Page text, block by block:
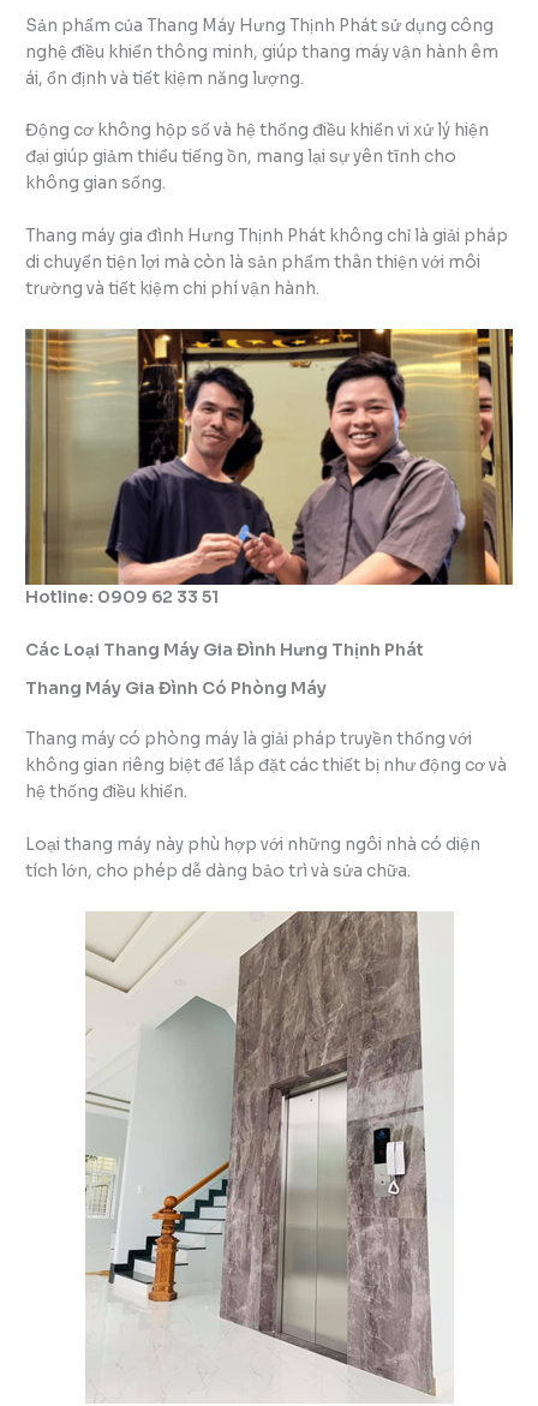
Sản phẩm của Thang Máy Hưng Thịnh Phát sử dụng công
nghệ điều khiển thông minh, giúp thang máy vận hành êm
ái, ổn định và tiết kiệm năng lượng.
Động cơ không hộp số và hệ thống điều khiển vi xử lý hiện
đại giúp giảm thiểu tiếng ồn, mang lại sự yên tĩnh cho
không gian sống.
Thang máy gia đình Hưng Thịnh Phát không chỉ là giải pháp
di chuyển tiện lợi mà còn là sản phẩm thân thiện với môi
trường và tiết kiệm chi phí vận hành.
Hotline: 0909 62 33 51
Các Loại Thang Máy Gia Đình Hưng Thịnh Phát
Thang Máy Gia Đình Có Phòng Máy
Thang máy có phòng máy là giải pháp truyền thống với
không gian riêng biệt để lắp đặt các thiết bị như động cơ và
hệ thống điều khiển.
Loại thang máy này phù hợp với những ngôi nhà có diện
tích lớn, cho phép dễ dàng bảo trì và sửa chữa.